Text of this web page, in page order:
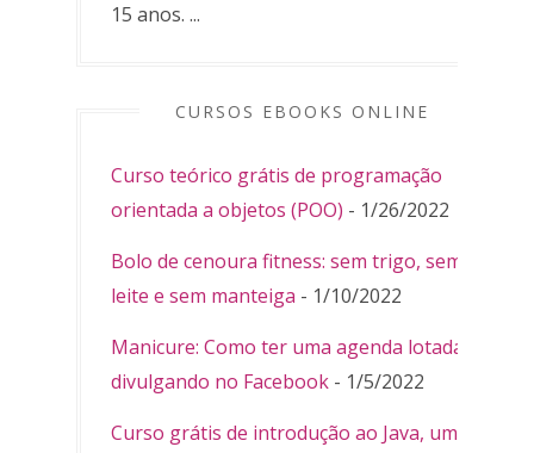
15 anos. ...
CURSOS EBOOKS ONLINE
Curso teórico grátis de programação
orientada a objetos (POO) - 1/26/2022
Bolo de cenoura fitness: sem trigo, sem
leite e sem manteiga - 1/10/2022
Manicure: Como ter uma agenda lotada
divulgando no Facebook - 1/5/2022
Curso grátis de introdução ao Java, uma